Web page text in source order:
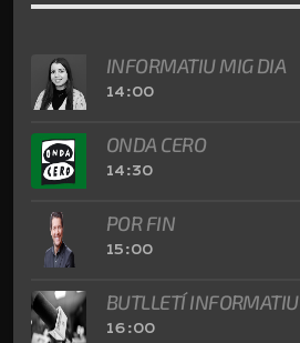
INFORMATIU MIG DIA
14:00
ONDA CERO
14:30
POR FIN
15:00
BUTLLETÍ INFORMATIU
16:00